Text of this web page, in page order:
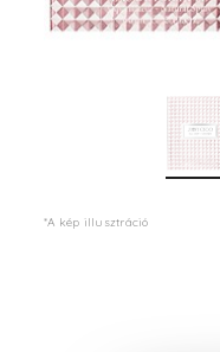
*A kép illusztráció